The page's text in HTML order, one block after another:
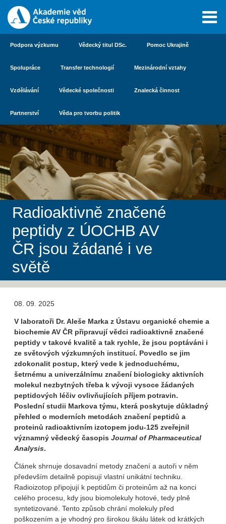
Podpora výzkumu Vědecký titul DSc. Pomoc Ukrajině
Spolupráce Transfer technologií Mezinárodní vztahy
Vzdělávání Vědecké společnosti Znalecká činnost
Partnerství Věda pro tvorbu politik
Radioaktivně značené
peptidy z ÚOCHB AV
ČR jsou žádané i ve
světě
08. 09. 2025
V laboratoři Dr. Aleše Marka z Ústavu organické chemie a
biochemie AV ČR připravují vědci radioaktivně značené
peptidy v takové kvalitě a tak rychle, že jsou poptáváni i
ze světových výzkumných institucí. Povedlo se jim
zdokonalit postup, který vede k jednoduchému,
šetrnému a univerzálnímu značení biologicky aktivních
molekul nezbytných třeba k vývoji vysoce žádaných
peptidových léčiv ovlivňujících příjem potravin.
Poslední studii Markova týmu, která poskytuje důkladný
přehled o moderních metodách značení peptidů a
proteinů radioaktivním izotopem jodu-125 zveřejnil
významný vědecký časopis Journal of Pharmaceutical
Analysis.
Článek shrnuje dosavadní metody značení a autoři v něm
především detailně popisují vlastní unikátní techniku.
Radioizotop připojují k peptidům či proteinům až na konci
celého procesu, kdy jsou biomolekuly hotové, tedy plně
syntetizované. Tento způsob chrání molekuly před
poškozením a je vhodný pro širokou škálu látek od krátkých